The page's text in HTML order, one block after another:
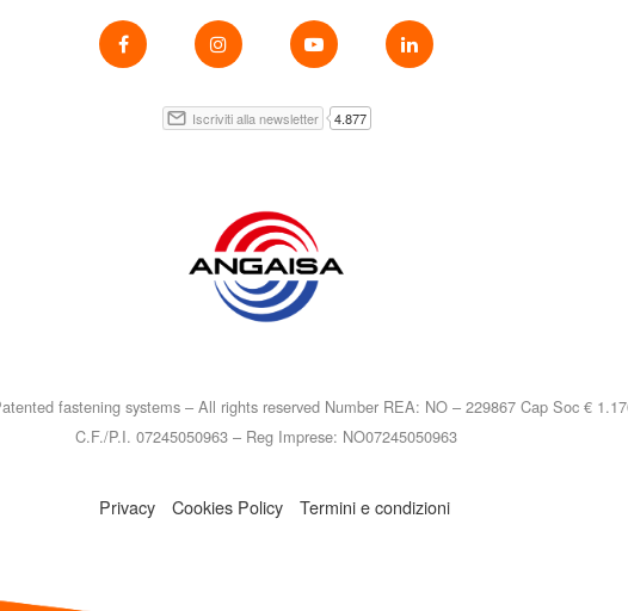
fastening systems – All rights reserved Number REA: NO – 229867 Cap Soc €
C.F./P.I. 07245050963 – Reg Imprese: NO07245050963
Privacy Cookies Policy Termini e condizioni